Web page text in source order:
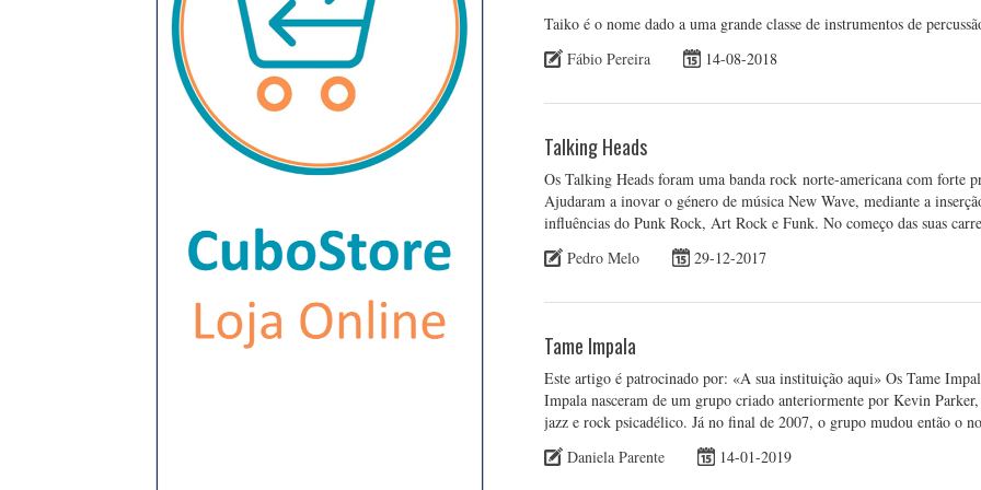
Taiko é o nome dado a uma grande classe de instrumentos de
Fábio Pereira
14-08-2018
Talking Heads
Os Talking Heads foram uma banda rock norte-americana com forte
Ajudaram a inovar o género de música New Wave, mediante a
influências do Punk Rock, Art Rock e Funk. No começo das suas
Pedro Melo
29-12-2017
Tame Impala
Este artigo é patrocinado por: «A sua instituição aqui» Os Tame
Impala nasceram de um grupo criado anteriormente por Kevin
jazz e rock psicadélico. Já no final de 2007, o grupo mudou então o
Daniela Parente
14-01-2019